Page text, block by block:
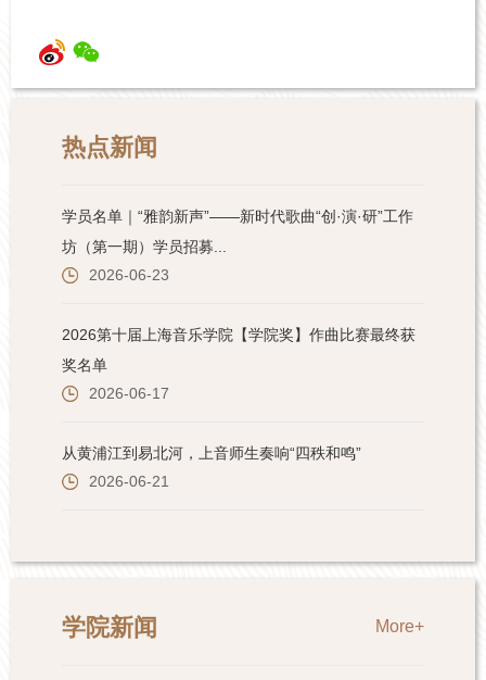
热点新闻
学院新闻 More+